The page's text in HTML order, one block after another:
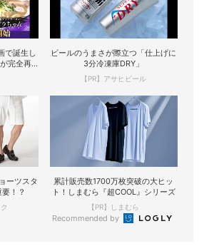
で誕生し
完全再
ビールのうまさが際立つ「仕上げに
3分冷凍庫DRY」
【PR】アサヒビール
ーツスタ
！？
累計販売数1700万枚突破の大ヒッ
ト！しまむら『超COOL』シリーズ
【PR】しまむら
Recommended by